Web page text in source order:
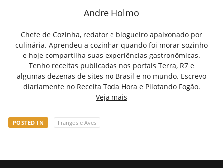
Andre Holmo
Chefe de Cozinha, redator e blogueiro apaixonado por
culinária. Aprendeu a cozinhar quando foi morar sozinho
e hoje compartilha suas experiências gastronômicas.
Tenho receitas publicadas nos portais Terra, R7 e
algumas dezenas de sites no Brasil e no mundo. Escrevo
diariamente no Receita Toda Hora e Pilotando Fogão.
Veja mais
POSTED IN Frangos e Aves